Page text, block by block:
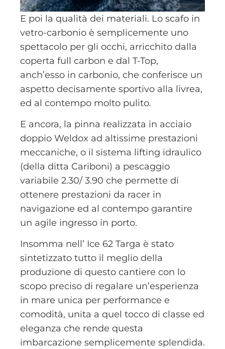
E poi la qualità dei materiali. Lo scafo in
vetro-carbonio è semplicemente uno
spettacolo per gli occhi, arricchito dalla
coperta full carbon e dal T-Top,
anch’esso in carbonio, che conferisce un
aspetto decisamente sportivo alla livrea,
ed al contempo molto pulito.
E ancora, la pinna realizzata in acciaio
doppio Weldox ad altissime prestazioni
meccaniche, o il sistema lifting idraulico
(della ditta Cariboni) a pescaggio
variabile 2.30/ 3.90 che permette di
ottenere prestazioni da racer in
navigazione ed al contempo garantire
un agile ingresso in porto.
Insomma nell’ Ice 62 Targa è stato
sintetizzato tutto il meglio della
produzione di questo cantiere con lo
scopo preciso di regalare un’esperienza
in mare unica per performance e
comodità, unita a quel tocco di classe ed
eleganza che rende questa
imbarcazione semplicemente splendida.